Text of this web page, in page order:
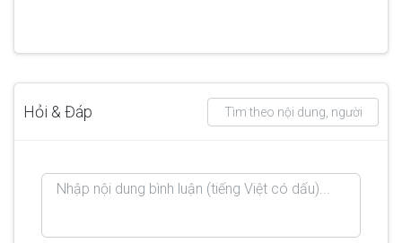
Hỏi & Đáp